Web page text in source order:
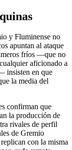
y Fluminense no
apuntan al ataque
fríos —que no
aficionado a
insisten en que
la media del
confirman que
la producción de
rivales de perfil
de Gremio
con la misma